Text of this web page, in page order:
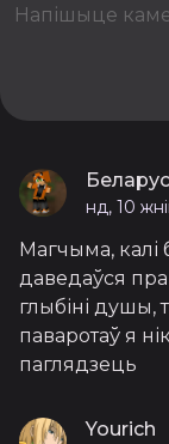
нд, 10
Магчыма, калі
даведаўся пра
глыбіні душы,
паваротаў я
паглядзець
Yourich